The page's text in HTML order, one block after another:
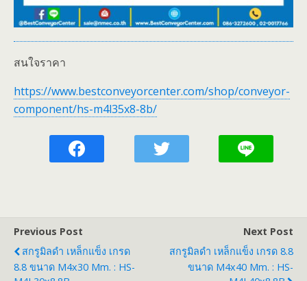
สนใจราคา
https://www.bestconveyorcenter.com/shop/conveyor-
component/hs-m4l35x8-8b/
Previous Post
สกรูมิลดำ เหล็กแข็ง เกรด
8.8 ขนาด M4x30 Mm. : HS-
Next Post
สกรูมิลดำ เหล็กแข็ง เกรด 8.8
ขนาด M4x40 Mm. : HS-